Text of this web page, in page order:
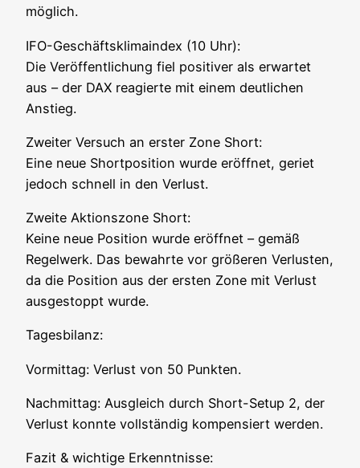
möglich.
IFO-Geschäfts­kli­ma­in­dex (10 Uhr):
Die Ver­öf­fent­li­chung fiel posi­ti­ver als erwar­tet
aus – der DAX reagier­te mit einem deut­li­chen
Anstieg.
Zwei­ter Ver­such an ers­ter Zone Short:
Eine neue Short­po­si­ti­on wur­de eröff­net, geriet
jedoch schnell in den Verlust.
Zwei­te Akti­ons­zo­ne Short:
Kei­ne neue Posi­ti­on wur­de eröff­net – gemäß
Regel­werk. Das bewahr­te vor grö­ße­ren Ver­lus­ten,
da die Posi­ti­on aus der ers­ten Zone mit Ver­lust
aus­ge­stoppt wurde.
Tages­bi­lanz:
Vor­mit­tag: Ver­lust von 50 Punkten.
Nach­mit­tag: Aus­gleich durch Short-Set­up 2, der
Ver­lust konn­te voll­stän­dig kom­pen­siert werden.
Fazit & wich­ti­ge Erkenntnisse: